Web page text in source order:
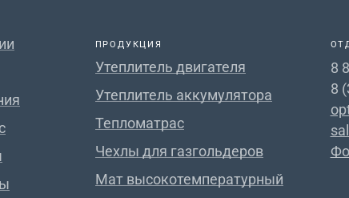
ПРОДУКЦИЯ
Утеплитель двигателя
Утеплитель аккумулятора
Тепломатрас
Чехлы для газгольдеров
Мат высокотемпературный
8
8